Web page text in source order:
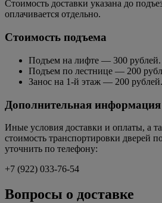
Стоимость доставки указана до
оплачивается отдельно.
Стоимость подъема
Подъем на лифте — 300 рублей.
Подъем по лестнице — 200
Занос на 1-й этаж — 200 рублей.
Дополнительная информация
Иные условия доставки и оплаты, а
стоимость транспортировки дверей
уточнить по телефону:
+7 (922) 033-76-54
Вопросы о доставке